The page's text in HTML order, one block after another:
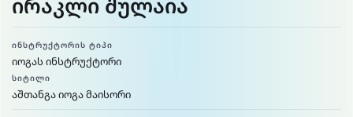
ᲘᲜᲡᲢᲠᲣᲥᲢᲝᲠᲘᲡ ᲢᲘᲞᲘ
იოგას ინსტრუქტორი
ᲡᲘᲢᲘᲚᲘ
აშთანგა იოგა მაისორი